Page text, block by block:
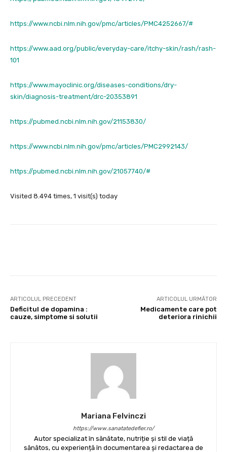
https://www.ncbi.nlm.nih.gov/pmc/articles/PMC4252667/#
https://www.aad.org/public/everyday-care/itchy-skin/rash/rash-
101
https://www.mayoclinic.org/diseases-conditions/dry-
skin/diagnosis-treatment/drc-20353891
https://pubmed.ncbi.nlm.nih.gov/21153830/
https://www.ncbi.nlm.nih.gov/pmc/articles/PMC2992143/
https://pubmed.ncbi.nlm.nih.gov/21057740/#
Visited 8.494 times, 1 visit(s) today
ARTICOLUL PRECEDENT
Deficitul de dopamina :
cauze, simptome si solutii
ARTICOLUL URMĂTOR
Medicamente care pot
deteriora rinichii
Mariana Felvinczi
https://www.sanatatedefier.ro/
Autor specializat în sănătate, nutriție și stil de viață
sănătos, cu experiență în documentarea și redactarea de